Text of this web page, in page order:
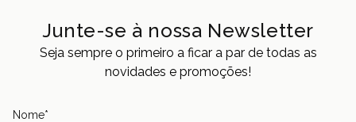
Junte-se à nossa Newsletter
Seja sempre o primeiro a ficar a par de todas as
novidades e promoções!
Nome*